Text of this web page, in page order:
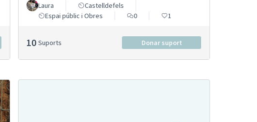
Laura
Castelldefels
Espai públic i Obres
0 1
10 Suports Donar suport